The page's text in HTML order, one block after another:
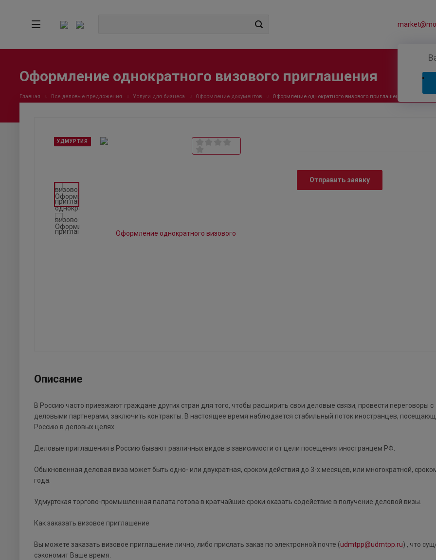
Оформление однократного визового приглашения
Главная Все деловые предложения Услуги для бизнеса Оформление документов Оформление однократного визового приглашения
УДМУРТИЯ
Отправить заявку
Описание
В Россию часто приезжают граждане других стран для того, чтобы расширить свои деловые связи, провести переговоры с
деловыми партнерами, заключить контракты. В настоящее время наблюдается стабильный поток иностранцев,
Россию в деловых целях.
Деловые приглашения в Россию бывают различных видов в зависимости от цели посещения иностранцем РФ.
Обыкновенная деловая виза может быть одно- или двукратная, сроком действия до 3-х месяцев, или многократной,
года.
Удмуртская торгово-промышленная палата готова в кратчайшие сроки оказать содействие в получение деловой визы.
Как заказать визовое приглашение
Вы можете заказать визовое приглашение лично, либо прислать заказ по электронной почте (udmtpp@udmtpp.ru) , что
сэкономит Ваше время.